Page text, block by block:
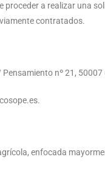
proceder a realizar una
contratados.
nº 21,
enfocada